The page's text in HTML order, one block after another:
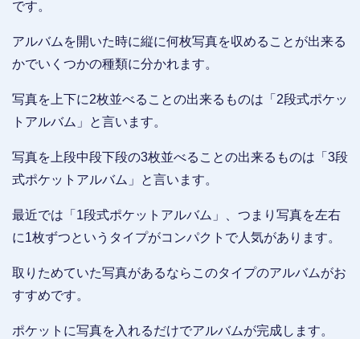
です。
アルバムを開いた時に縦に何枚写真を収めることが出来る
かでいくつかの種類に分かれます。
写真を上下に2枚並べることの出来るものは「2段式ポケッ
トアルバム」と言います。
写真を上段中段下段の3枚並べることの出来るものは「3段
式ポケットアルバム」と言います。
最近では「1段式ポケットアルバム」、つまり写真を左右
に1枚ずつというタイプがコンパクトで人気があります。
取りためていた写真があるならこのタイプのアルバムがお
すすめです。
ポケットに写真を入れるだけでアルバムが完成します。